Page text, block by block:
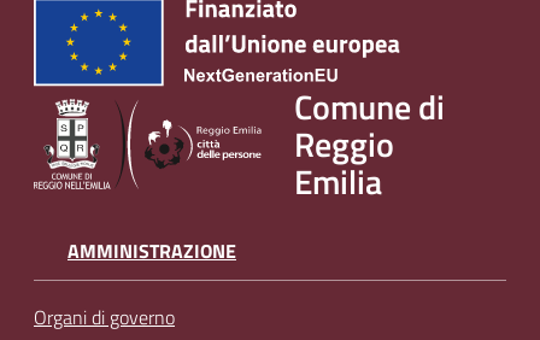
Comune di
Reggio
Emilia
AMMINISTRAZIONE
Organi di governo